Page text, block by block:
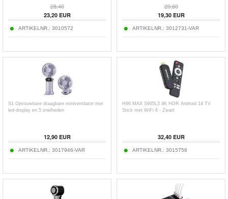
28,40
23,20EUR
ARTIKELNR.: 3010572
20,60
19,30EUR
ARTIKELNR.: 3012731-VAR
S1 Opvouwbare draagbare miniventilator met
led-display en 5 snelheden
12,90EUR
ARTIKELNR.: 3017946-VAR
H96 MAX S905L3 4K HDR Android 14 TV
Stick met WiFi 6 - Zwart
32,40EUR
ARTIKELNR.: 3015756